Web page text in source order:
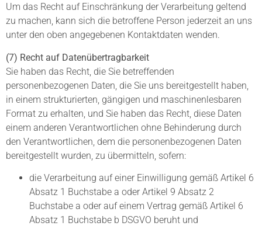
Um das Recht auf Einschränkung der Verarbeitung geltend
zu machen, kann sich die betroffene Person jederzeit an uns
unter den oben angegebenen Kontaktdaten wenden.
(7) Recht auf Datenübertragbarkeit
Sie haben das Recht, die Sie betreffenden
personenbezogenen Daten, die Sie uns bereitgestellt haben,
in einem strukturierten, gängigen und maschinenlesbaren
Format zu erhalten, und Sie haben das Recht, diese Daten
einem anderen Verantwortlichen ohne Behinderung durch
den Verantwortlichen, dem die personenbezogenen Daten
bereitgestellt wurden, zu übermitteln, sofern:
die Verarbeitung auf einer Einwilligung gemäß Artikel 6
Absatz 1 Buchstabe a oder Artikel 9 Absatz 2
Buchstabe a oder auf einem Vertrag gemäß Artikel 6
Absatz 1 Buchstabe b DSGVO beruht und